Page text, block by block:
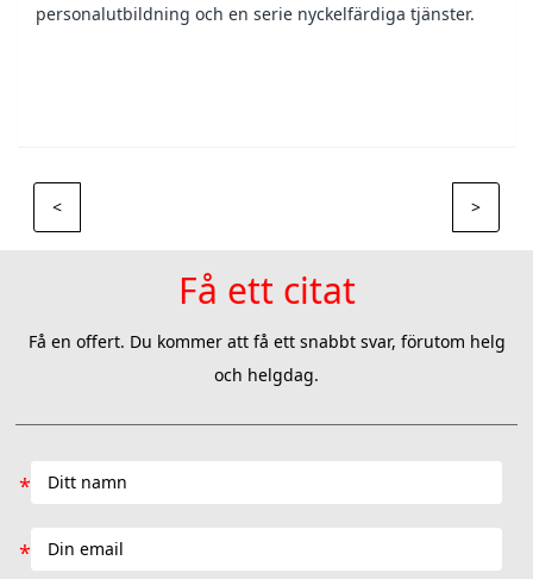
personalutbildning och en serie nyckelfärdiga tjänster.
< >
Få ett citat
Få en offert. Du kommer att få ett snabbt svar, förutom helg
och helgdag.